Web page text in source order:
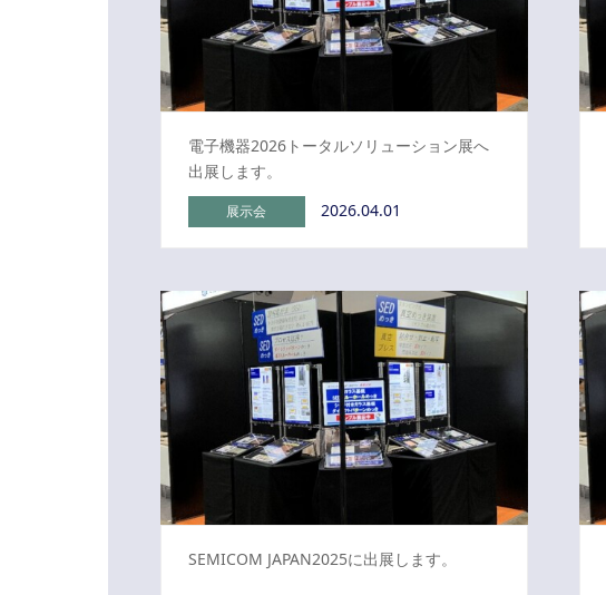
電子機器2026トータルソリューション展へ
出展します。
展示会 2026.04.01
SEMICOM JAPAN2025に出展します。